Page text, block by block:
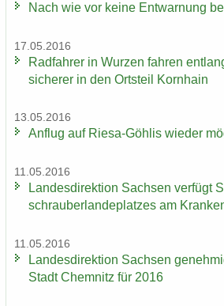
Nach wie vor keine Ent­war­nung
17.05.2016
Rad­fah­rer in Wur­zen fah­ren
si­che­rer in den Orts­teil Korn­hain
13.05.2016
An­flug auf Riesa-​Göhlis wie­der
11.05.2016
Lan­des­di­rek­ti­on Sach­sen ver­fügt
schrau­ber­lan­de­plat­zes am
11.05.2016
Lan­des­di­rek­ti­on Sach­sen
Stadt Chem­nitz für 2016